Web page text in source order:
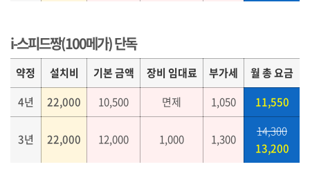
i-스피드짱(100메가) 단독
약정 설치비 기본 금액 장비 임대료 부가세
월 총 요금
4년
22,000 10,500 면제 1,050 11,550
3년 22,000 12,000 1,000 1,300
14,300
13,200